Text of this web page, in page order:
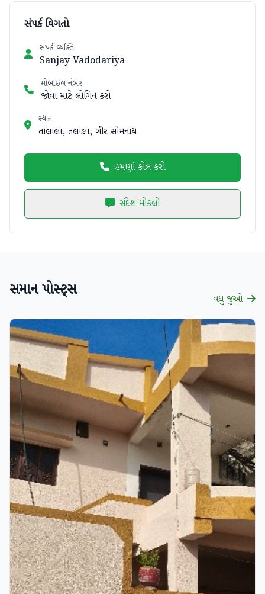
સંપર્ક વિગતો
સંપર્ક વ્યક્તિ
Sanjay Vadodariya
મોબાઇલ નંબર
જોવા માટે લોગિન કરો
સ્થાન
તાલાલા, તલાલા, ગીર સોમનાથ
હમણાં કોલ કરો
સંદેશ મોકલો
સમાન પોસ્ટ્સ વધુ જુઓ